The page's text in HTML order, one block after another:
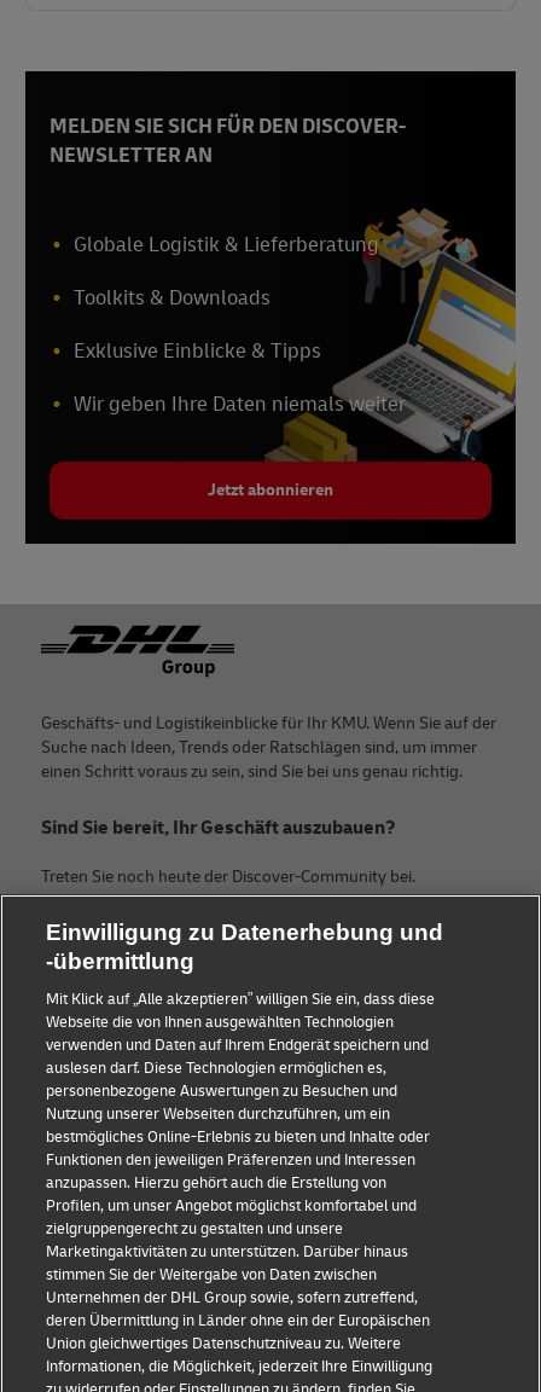
MELDEN SIE SICH FÜR DEN DISCOVER-
NEWSLETTER AN
Globale Logistik & Lieferberatung
Toolkits & Downloads
Exklusive Einblicke & Tipps
Wir geben Ihre Daten niemals weiter
Jetzt abonnieren
Footer
Geschäfts- und Logistikeinblicke für Ihr KMU. Wenn Sie auf der
Suche nach Ideen, Trends oder Ratschlägen sind, um immer
einen Schritt voraus zu sein, sind Sie bei uns genau richtig.
Sind Sie bereit, Ihr Geschäft auszubauen?
Treten Sie noch heute der Discover-Community bei.
Kategorien
KMU Ratgeber
E-Commerce Tipps
B2B-Beratung
Logistik-Beratung
Neuigkeiten & Einblicke
Versand mit DHL
Branchen Insights
Firma
Über DHL
Kontakt
Pressezentrum
Nachhaltigkeit
Rechtliche Hinweise
Nutzungsbedingungen
Privatsphäre
Betrugserkennung
Cookie Settings
Einwilligung zu Datenerhebung und
-übermittlung
Mit Klick auf „Alle akzeptieren” willigen Sie ein, dass diese
Webseite die von Ihnen ausgewählten Technologien
verwenden und Daten auf Ihrem Endgerät speichern und
auslesen darf. Diese Technologien ermöglichen es,
personenbezogene Auswertungen zu Besuchen und
Nutzung unserer Webseiten durchzuführen, um ein
bestmögliches Online-Erlebnis zu bieten und Inhalte oder
Funktionen den jeweiligen Präferenzen und Interessen
anzupassen. Hierzu gehört auch die Erstellung von
Profilen, um unser Angebot möglichst komfortabel und
zielgruppengerecht zu gestalten und unsere
Marketingaktivitäten zu unterstützen. Darüber hinaus
stimmen Sie der Weitergabe von Daten zwischen
Unternehmen der DHL Group sowie, sofern zutreffend,
deren Übermittlung in Länder ohne ein der Europäischen
Union gleichwertiges Datenschutzniveau zu. Weitere
Informationen, die Möglichkeit, jederzeit Ihre Einwilligung